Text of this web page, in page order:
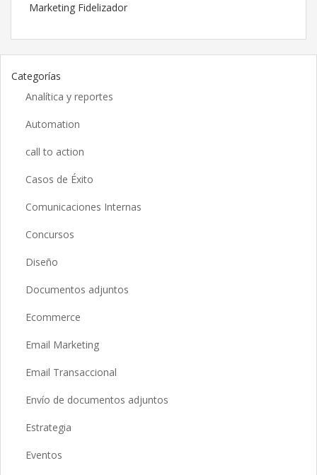
Marketing Fidelizador
Categorías
Analítica y reportes
Automation
call to action
Casos de Éxito
Comunicaciones Internas
Concursos
Diseño
Documentos adjuntos
Ecommerce
Email Marketing
Email Transaccional
Envío de documentos adjuntos
Estrategia
Eventos